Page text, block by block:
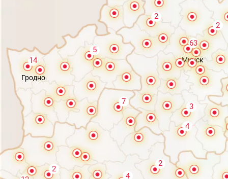
7
Гродно
14
2
2
5
2
Минск
63
2
4
3
4